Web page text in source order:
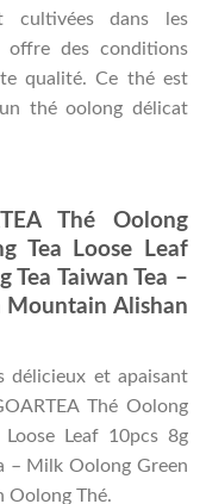
cultivées dans les
offre des conditions
qualité. Ce thé est
thé oolong délicat
Thé Oolong
Tea Loose Leaf
Tea Taiwan Tea –
Mountain Alishan
délicieux et apaisant
Thé Oolong
Leaf 10pcs 8g
– Milk Oolong Green
Oolong Thé.